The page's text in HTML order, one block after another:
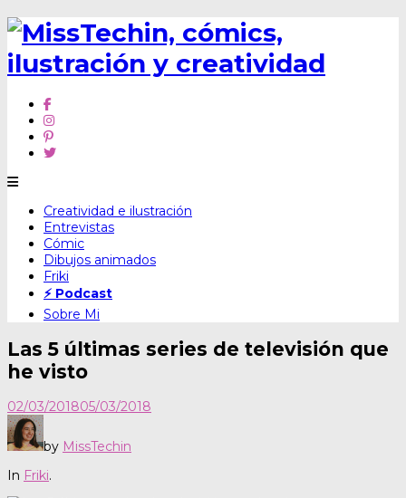
Skip
content
Creatividad e ilustración
Entrevistas
Cómic
Dibujos animados
Friki
⚡ Podcast
Sobre Mi
Las 5 últimas series de televisión que
he visto
02/03/201805/03/2018
by MissTechin
In Friki.